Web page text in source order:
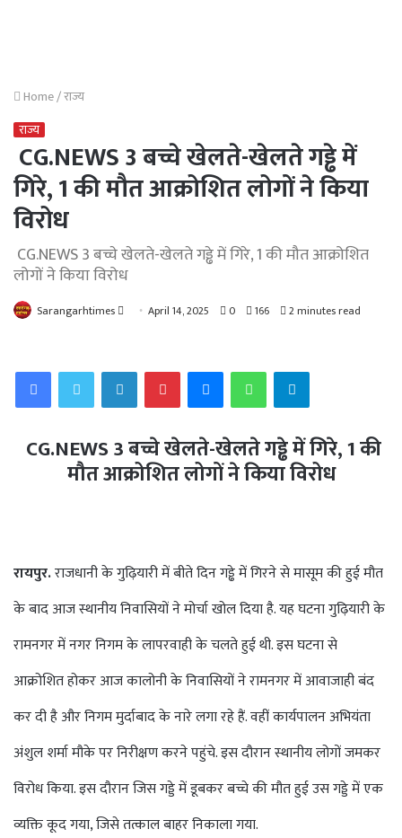
Home/राज्य
राज्य
CG.NEWS 3 बच्चे खेलते-खेलते गड्ढे में
गिरे, 1 की मौत आक्रोशित लोगों ने किया
विरोध
CG.NEWS 3 बच्चे खेलते-खेलते गड्ढे में गिरे, 1 की मौत आक्रोशित
लोगों ने किया विरोध
Sarangarhtimes
Send April 14, 2025 0 166 2 minutes read
FacebookTwitterLinkedInPinterestMessengerWhatsAppTelegram
CG.NEWS 3 बच्चे खेलते-खेलते गड्ढे में गिरे, 1 की
मौतआक्रोशित लोगों ने किया विरोध
रायपुर.राजधानी के गुढ़ियारी में बीते दिन गड्ढे में गिरने से मासूम की हुई मौत
के बाद आज स्थानीय निवासियों ने मोर्चा खोल दिया है. यह घटना गुढ़ियारी के
रामनगर में नगर निगम के लापरवाही के चलते हुई थी. इस घटना से
आक्रोशित होकर आज कालोनी के निवासियों ने रामनगर में आवाजाही बंद
कर दी है और निगम मुर्दाबाद के नारे लगा रहे हैं. वहीं कार्यपालन अभियंता
अंशुल शर्मा मौके पर निरीक्षण करने पहुंचे. इस दौरान स्थानीय लोगों जमकर
विरोध किया. इस दौरान जिस गड्डे में डूबकर बच्चे की मौत हुई उस गड्डे में एक
व्यक्ति कूद गया, जिसे तत्काल बाहर निकाला गया.